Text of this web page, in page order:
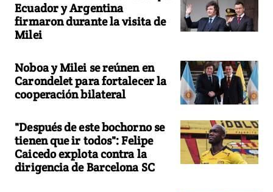
Ecuador y Argentina
firmaron durante la visita de
Milei
Noboa y Milei se reúnen en
Carondelet para fortalecer la
cooperación bilateral
"Después de este bochorno se
tienen que ir todos": Felipe
Caicedo explota contra la
dirigencia de Barcelona SC